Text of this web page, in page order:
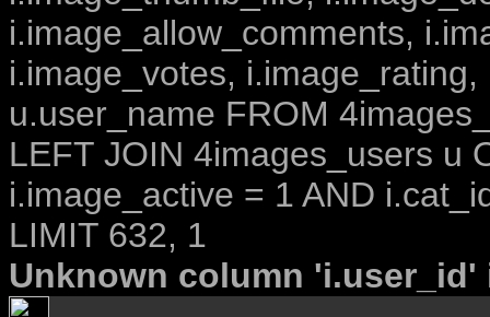
i.image_allow_comments,
i.image_votes,
u.user_name FROM
LEFT JOIN 4images_users u
i.image_active = 1 AND
LIMIT 632, 1
Unknown column